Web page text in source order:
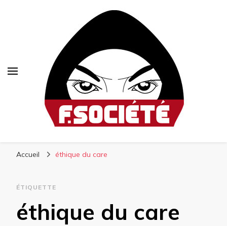
Accueil éthique du care
ÉTIQUETTE
éthique du care